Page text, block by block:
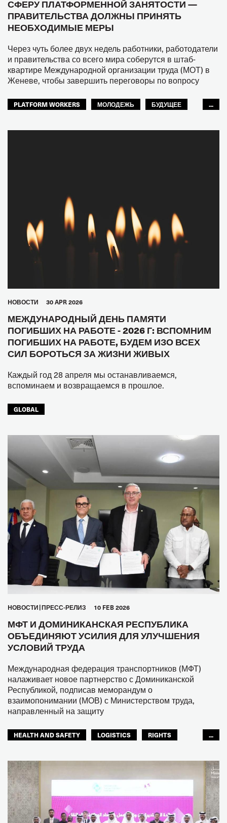
СФЕРУ ПЛАТФОРМЕННОЙ ЗАНЯТОСТИ —
ПРАВИТЕЛЬСТВА ДОЛЖНЫ ПРИНЯТЬ
НЕОБХОДИМЫЕ МЕРЫ
Через чуть более двух недель работники, работодатели
и правительства со всего мира соберутся в штаб-
квартире Международной организации труда (МОТ) в
Женеве, чтобы завершить переговоры по вопросу
PLATFORM WORKERS МОЛОДЕЖЬ
БУДУЩЕЕ
...
HОВОСТИ 30 APR 2026
МЕЖДУНАРОДНЫЙ ДЕНЬ ПАМЯТИ
ПОГИБШИХ НА РАБОТЕ - 2026 Г: ВСПОМНИМ
ПОГИБШИХ НА РАБОТЕ, БУДЕМ ИЗО ВСЕХ
СИЛ БОРОТЬСЯ ЗА ЖИЗНИ ЖИВЫХ
Каждый год 28 апреля мы останавливаемся,
вспоминаем и возвращаемся в прошлое.
GLOBAL
HОВОСТИ ПРЕСС-РЕЛИЗ 10 FEB 2026
МФТ И ДОМИНИКАНСКАЯ РЕСПУБЛИКА
ОБЪЕДИНЯЮТ УСИЛИЯ ДЛЯ УЛУЧШЕНИЯ
УСЛОВИЙ ТРУДА
Международная федерация транспортников (МФТ)
налаживает новое партнерство с Доминиканской
Республикой, подписав меморандум о
взаимопонимании (МОВ) с Министерством труда,
направленный на защиту
HEALTH AND SAFETY LOGISTICS
RIGHTS
МЕЖАМЕРИКАНСКОЕ БЮРО МФТ
...